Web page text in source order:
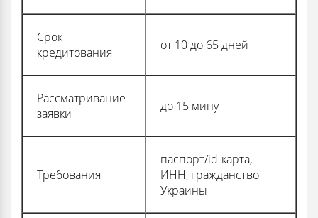
Срок
кредитования
от 10 до 65 дней
Рассматривание
заявки
до 15 минут
Требования
паспорт/id-карта,
ИНН, гражданство
Украины